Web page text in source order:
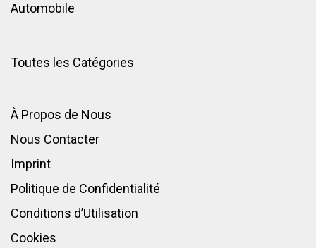
Automobile
Toutes les Catégories
À Propos de Nous
Nous Contacter
Imprint
Politique de Confidentialité
Conditions d’Utilisation
Cookies